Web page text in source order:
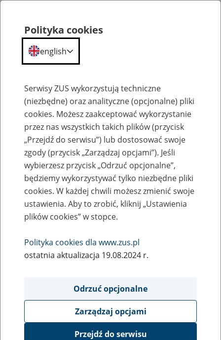
Szkolenia
Zaproś ZUS do siebie: eZUS, wizyty
rezerwowane, e-wizyty, Aktywni 50+
Rodzaj wydarzenia
Szkolenia
Płatnicy, ubezpieczeni, świadczeniobiorcy
Event description
Polityka cookies
english
Serwisy ZUS wykorzystują techniczne
(niezbędne) oraz analityczne (opcjonalne) pliki
cookies. Możesz zaakceptować wykorzystanie
przez nas wszystkich takich plików (przycisk
„Przejdź do serwisu”) lub dostosować swoje
zgody (przycisk „Zarządzaj opcjami”). Jeśli
wybierzesz przycisk „Odrzuć opcjonalne”,
będziemy wykorzystywać tylko niezbędne pliki
cookies. W każdej chwili możesz zmienić swoje
ustawienia. Aby to zrobić, kliknij „Ustawienia
plików cookies” w stopce.
Polityka cookies dla www.zus.pl
ostatnia aktualizacja 19.08.2024 r.
Odrzuć opcjonalne
Zarządzaj opcjami
Przejdź do serwisu